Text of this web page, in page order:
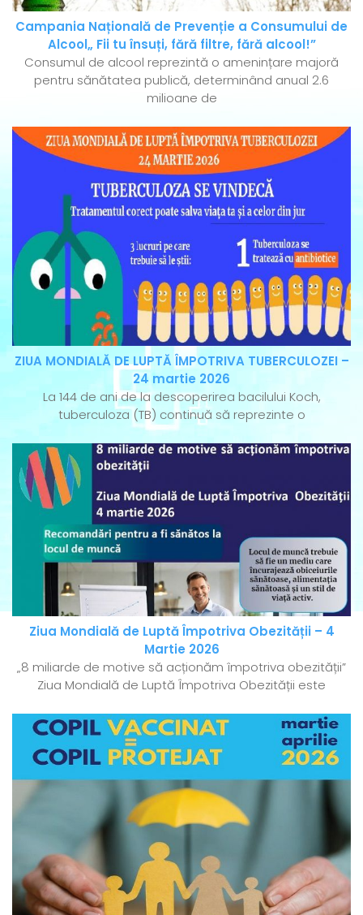
Campania Națională de Prevenție a Consumului de
Alcool„ Fii tu însuți, fără filtre, fără alcool!”
Consumul de alcool reprezintă o amenințare majoră
pentru sănătatea publică, determinând anual 2.6
milioane de
ZIUA MONDIALĂ DE LUPTĂ ÎMPOTRIVA TUBERCULOZEI –
24 martie 2026
La 144 de ani de la descoperirea bacilului Koch,
tuberculoza (TB) continuă să reprezinte o
Ziua Mondială de Luptă Împotriva Obezității – 4
Martie 2026
„8 miliarde de motive să acționăm împotriva obezității”
Ziua Mondială de Luptă Împotriva Obezității este